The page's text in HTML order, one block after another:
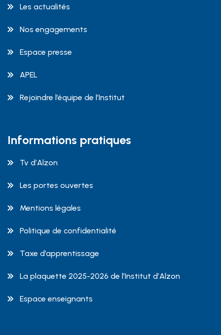
Les actualités
Nos engagements
Espace presse
APEL
Rejoindre l’équipe de l’Institut
Informations pratiques
Tv d’Alzon
Les portes ouvertes
Mentions légales
Politique de confidentialité
Taxe d’apprentissage
La plaquette 2025-2026 de l’Institut d’Alzon
Espace enseignants